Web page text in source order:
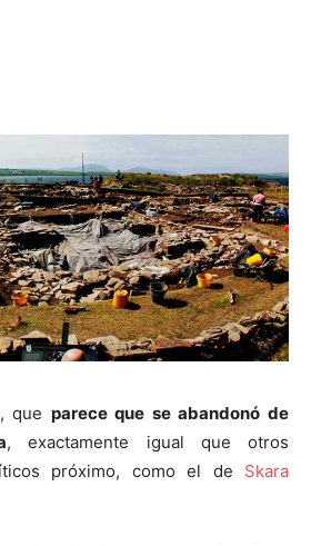
que parece que se abandonó de
, exactamente igual que otros
próximo, como el de Skara